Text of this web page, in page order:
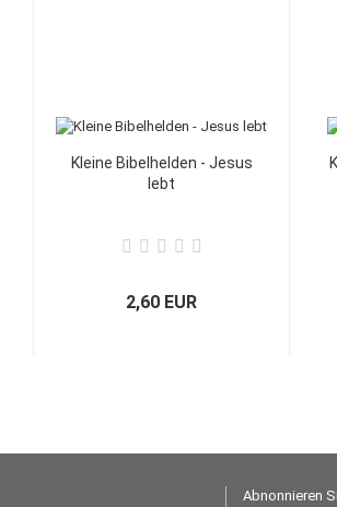
Kleine Bibelhelden - Jesus
lebt
2,60 EUR
Abnonnieren